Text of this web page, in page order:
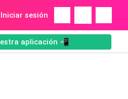
Iniciar sesión
aplicación 📲